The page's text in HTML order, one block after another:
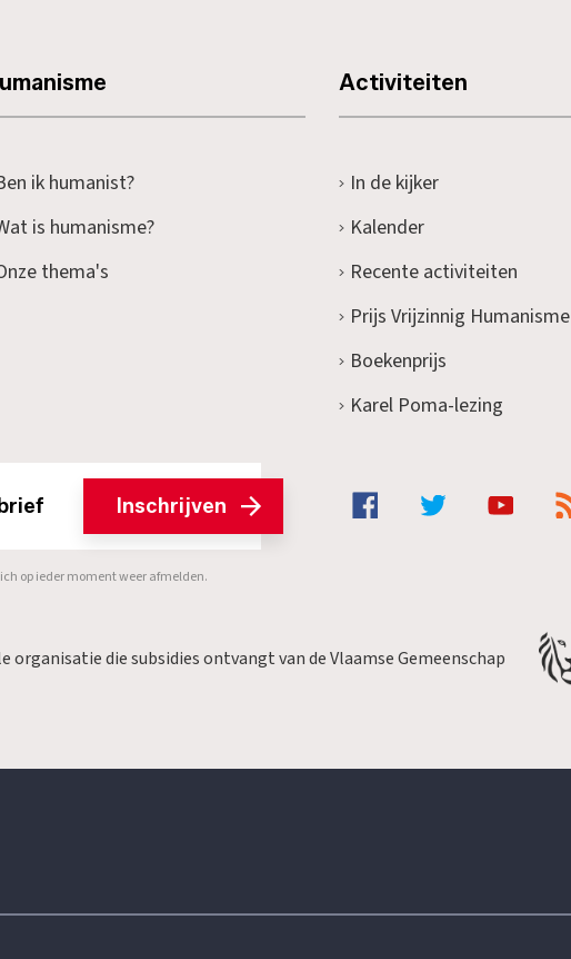
ik humanist?
is humanisme?
thema's
Activiteiten
In de kijker
Kalender
Recente activiteiten
Prijs Vrijzinnig Humanisme
Boekenprijs
Karel Poma-lezing
Inschrijven
op ieder moment weer afmelden.
die subsidies ontvangt van de Vlaamse Gemeenschap